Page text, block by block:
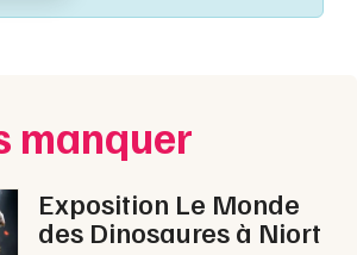
manquer
Exposition Le Monde
des Dinosaures à Niort